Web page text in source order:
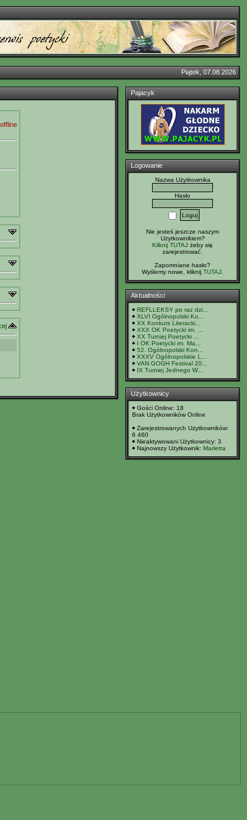
Piątek, 07.08.2026
offline
Pajacyk
Logowanie
Nazwa Użytkownika
Hasło
Nie jesteś jeszcze naszym
Użytkownikiem?
Kilknij TUTAJ żeby się
zarejestrować.
Zapomniane hasło?
Wyślemy nowe, kliknij TUTAJ
Aktualności
REFLLEKSY po raz dzi...
XLVI Ogólnopolski Ko...
XX Konkurs Literacki...
XXX OK Poetycki im. ...
XX Turniej Poetycki ...
I OK Poetycki im. Ma...
52. Ogólnopolski Kon...
XXXV Ogólnopolskie L...
VAN GOGH Festival 20...
IX Turniej Jednego W...
Użytkownicy
Gości Online: 18
Brak Użytkowników Online
Zarejestrowanych Użytkowników:
6 460
Nieaktywowani Użytkownicy: 3
Najnowszy Użytkownik: Marletta